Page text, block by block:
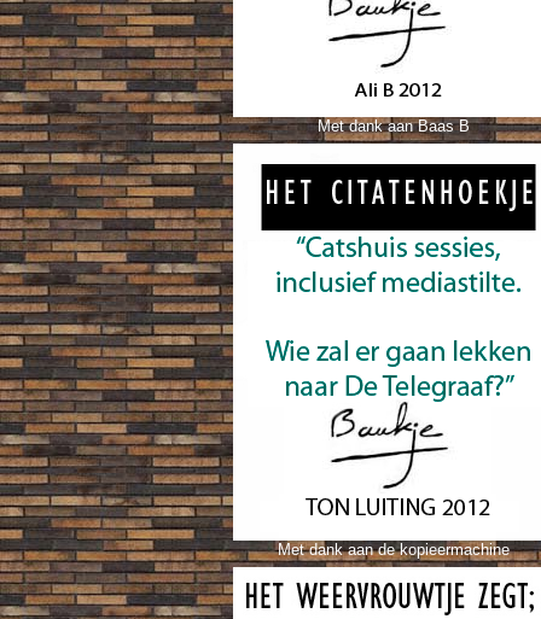
Met dank aan Baas B
Met dank aan de kopieermachine